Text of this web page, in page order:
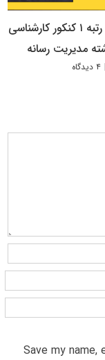
مصاحبه با رتبه ۱ کنکور کارشناسی
| ۴ دیدگاه
Save my